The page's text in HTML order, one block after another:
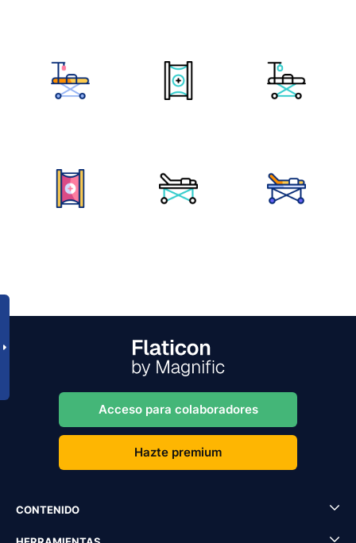
Acceso para colaboradores
Hazte premium
CONTENIDO